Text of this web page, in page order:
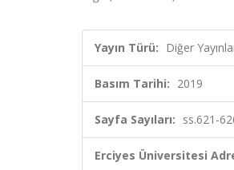
Yayın Türü: Diğer
Basım Tarihi: 2019
Sayfa Sayıları: ss.621-
Erciyes Üniversitesi